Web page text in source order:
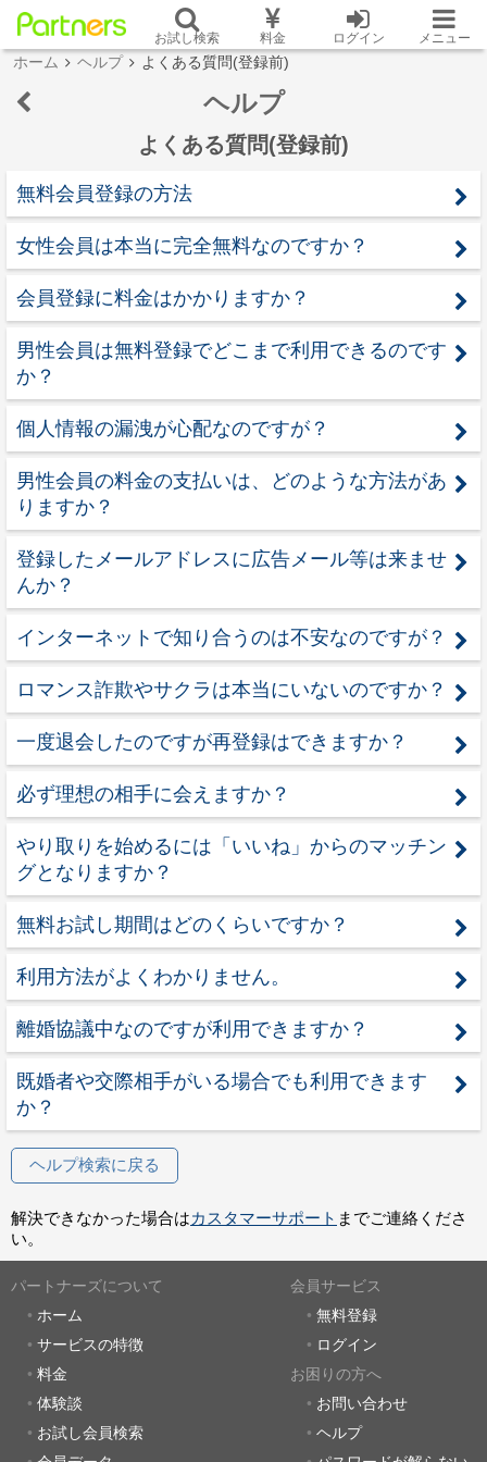
お試し検索 料金 ログイン メニュー
ホーム ヘルプ よくある質問(登録前)
ヘルプ
よくある質問(登録前)
無料会員登録の方法
女性会員は本当に完全無料なのですか？
会員登録に料金はかかりますか？
男性会員は無料登録でどこまで利用できるのです
か？
個人情報の漏洩が心配なのですが？
男性会員の料金の支払いは、どのような方法があ
りますか？
登録したメールアドレスに広告メール等は来ませ
んか？
インターネットで知り合うのは不安なのですが？
ロマンス詐欺やサクラは本当にいないのですか？
一度退会したのですが再登録はできますか？
必ず理想の相手に会えますか？
やり取りを始めるには「いいね」からのマッチン
グとなりますか？
無料お試し期間はどのくらいですか？
利用方法がよくわかりません。
離婚協議中なのですが利用できますか？
既婚者や交際相手がいる場合でも利用できます
か？
ヘルプ検索に戻る
解決できなかった場合はカスタマーサポート までご連絡くださ
い。
パートナーズについて
ホーム
サービスの特徴
料金
体験談
お試し会員検索
会員サービス
無料登録
ログイン
お困りの方へ
お問い合わせ
ヘルプ